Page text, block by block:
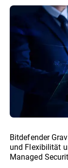
Bitdefender
und Flexibilität
Managed